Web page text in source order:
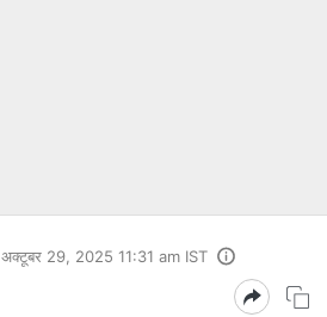
अक्टूबर 29, 2025 11:31 am IST